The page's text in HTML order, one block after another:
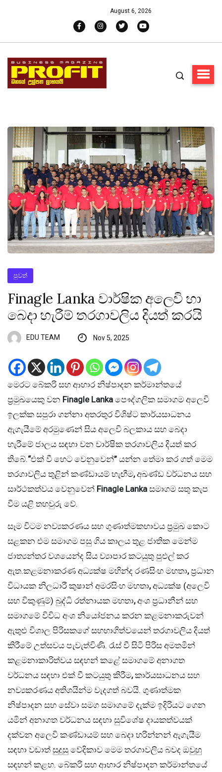
August 6, 2026
පුවත්
Finagle Lanka වාර්ෂික අලෙවි හා
බෙදා හැරීම් තරගාවලිය දියත් කරයි
EDU TEAM Nov 5, 2025
මෙරට බේකරි සහ ආහාර නිෂ්පාදන කර්මාන්තයේ
ප්‍රමුඛයෙකු වන Finagle Lanka පෞද්ගලික සමාගම අලෙවි
ඉලක්ක සපුරා ගන්නා අතරතුර විශිෂ්ට කාර්යසාධනය
ඇගැයීමේ අරමුණෙන් සිය අලෙවි බලකාය සහ බෙදා
හැරීමේ ජාලය සඳහා වන වාර්ෂික තරගාවලිය දියත් කර
තිබේ.“එක් වී හෙට වෙනුවෙන්” යන්න තේමා කර ගත් මෙම
තරගාවලිය තුළින් කණ්ඩායම් හැඟීම,අඛණ්ඩ වර්ධනය සහ
සාර්ථකත්වය වෙනුවෙන් Finagle Lanka සමාගම සතු කැප
වීම යළි තහවුරු වේ.
සෑම විටම නව්‍යකරණය සහ ගුණාත්මකභාවය ප්‍රමුඛ කොට
සළකන එම සමාගම පසු ගිය කාලය තුළ ජාතික මෙන්ම
ජාත්‍යන්තර වශයෙන්ද සිය ව්‍යාපාර කටයුතු පුළුල් කර
ඇත.කළමනාකරණ අධ්‍යක්ෂ මහින්ද රණසිංහ මහතා,ප්‍රධාන
විධායක නිලධාරී කුෂාන් අමරසිංහ මහතා,අධ්‍යක්ෂ (අලෙවි
සහ විකුණුම්) බුද්ධි රත්නායක මහතා,අංශ ප්‍රධානීන් සහ
සමාගමේ විවිධ අංශ නියෝජනය කරන කළමනාකරුවන්
ඇතුළු විශාල පිරිසකගේ සහභාගිත්වයෙන් තරගාවලිය දියත්
කිරීමේ උත්සවය පැවැත්විණි. රැස් වී සිටි පිරිස අමතමින්
කළමනාකාරිත්වය සඳහන් කළේ සමාගමේ අනාගත
වර්ධනය සඳහා එක් වී කටයුතු කිරීම,කාර්යසාධනය සහ
නව්‍යකරණය අතිශයින්ම වැදගත් බවයි. ගුණාත්මක
නිෂ්පාදන සහ සේවා සමග සමාගමේ දැක්ම ඉදිරියට ගෙන
යමින් අනාගත වර්ධනය සඳහා සුවිශේෂ දායකත්වයක්
දක්වන අලෙවි කණ්ඩායම් සහ බෙදා හරින්නන් ඇගැයීම
සඳහා වඩාත් සුදුසු වේදිකාව මෙම තරගාවලිය බවද ඔවුහු
සඳහන් කළහ. බේකරි සහ ආහාර නිෂ්පාදන කර්මාන්තයේ